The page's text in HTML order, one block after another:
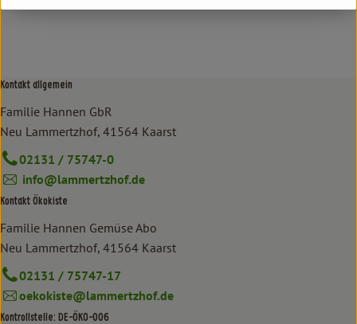
Kontakt allgemein
Familie Hannen GbR
Neu Lammertzhof, 41564 Kaarst
02131 / 75747-0
info@lammertzhof.de
Kontakt Ökokiste
Familie Hannen Gemüse Abo
Neu Lammertzhof, 41564 Kaarst
02131 / 75747-17
oekokiste@lammertzhof.de
Kontrollstelle: DE-ÖKO-006